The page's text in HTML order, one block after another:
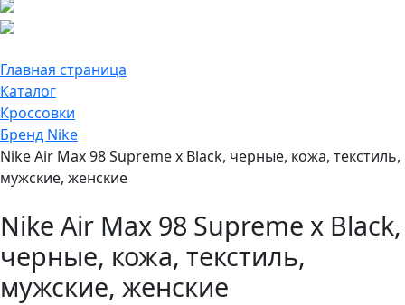
Главная страница
Каталог
Кроссовки
Бренд Nike
Nike Air Max 98 Supreme x Black, черные, кожа, текстиль,
мужские, женские
Nike Air Max 98 Supreme x Black,
черные, кожа, текстиль,
мужские, женские